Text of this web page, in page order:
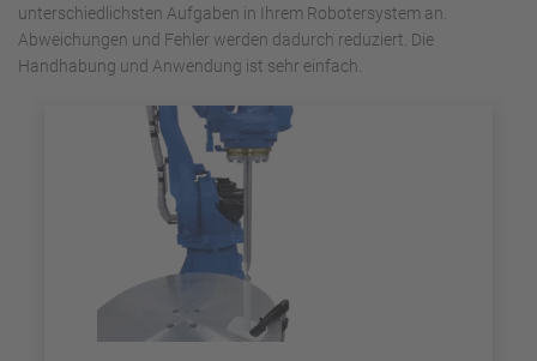
unterschiedlichsten Aufgaben in Ihrem Robotersystem an.
Abweichungen und Fehler werden dadurch reduziert. Die
Handhabung und Anwendung ist sehr einfach.